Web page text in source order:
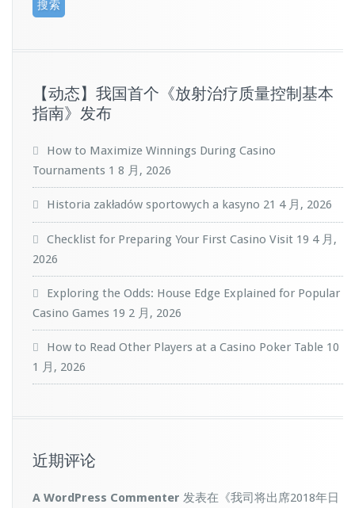
【动态】我国首个《放射治疗质量控制基本
指南》发布
How to Maximize Winnings During Casino
Tournaments 1 8 月, 2026
Historia zakładów sportowych a kasyno 21 4 月, 2026
Checklist for Preparing Your First Casino Visit 19 4 月,
2026
Exploring the Odds: House Edge Explained for Popular
Casino Games 19 2 月, 2026
How to Read Other Players at a Casino Poker Table 10
1 月, 2026
近期评论
A WordPress Commenter 发表在《我司将出席2018年日